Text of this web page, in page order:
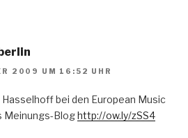
2009 UM 16:52 UHR
bei den European Music
Meinungs-Bloghttp://ow.ly/zSS4